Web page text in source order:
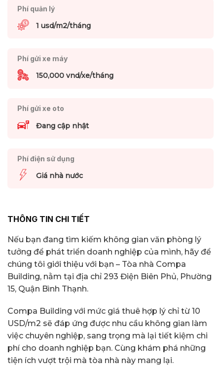
Phí quản lý
1 usd/m2/tháng
Phí gửi xe máy
150,000 vnd/xe/tháng
Phí gửi xe oto
Đang cập nhật
Phí điện sử dụng
Giá nhà nước
THÔNG TIN CHI TIẾT
Nếu bạn đang tìm kiếm không gian văn phòng lý
tưởng để phát triển doanh nghiệp của mình, hãy để
chúng tôi giới thiệu với bạn – Tòa nhà Compa
Building, nằm tại địa chỉ 293 Điện Biên Phủ, Phường
15, Quận Bình Thạnh.
Compa Building với mức giá thuê hợp lý chỉ từ 10
USD/m2 sẽ đáp ứng được nhu cầu không gian làm
việc chuyên nghiệp, sang trọng mà lại tiết kiệm chi
phí cho doanh nghiệp bạn. Cùng khám phá những
tiện ích vượt trội mà tòa nhà này mang lại.